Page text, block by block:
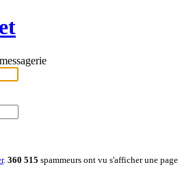
. 360 515 spammeurs ont vu s'afficher une page